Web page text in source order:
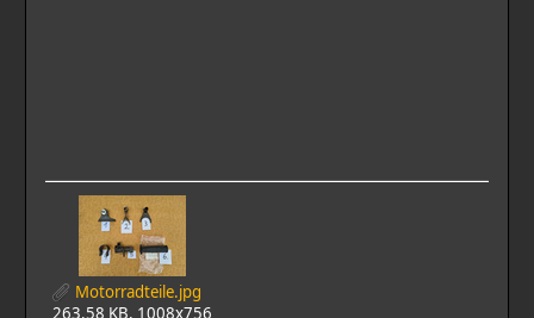
Motorradteile.jpg
263.58 KB, 1008x756